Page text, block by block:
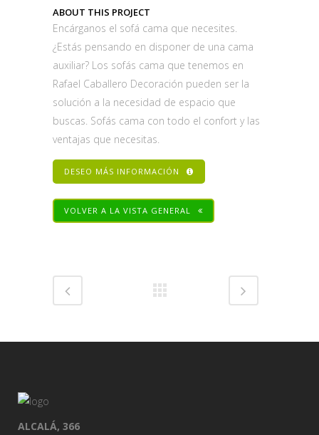
ABOUT THIS PROJECT
Encárganos el sofá cama que necesites.
¿Estás pensando en disponer de una cama
auxiliar? Los sofás cama que tenemos en
Rafael Caballero Decoración pueden ser la
solución a la necesidad de espacio que
buscas. Sofás cama con todo el confort y las
ventajas que necesitas.
DESEO MÁS INFORMACIÓN
VOLVER A LA VISTA GENERAL
ALCALÁ, 366